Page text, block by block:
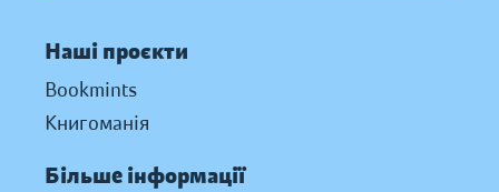
Наші проєкти
Bookmints
Книгоманія
Більше інформації